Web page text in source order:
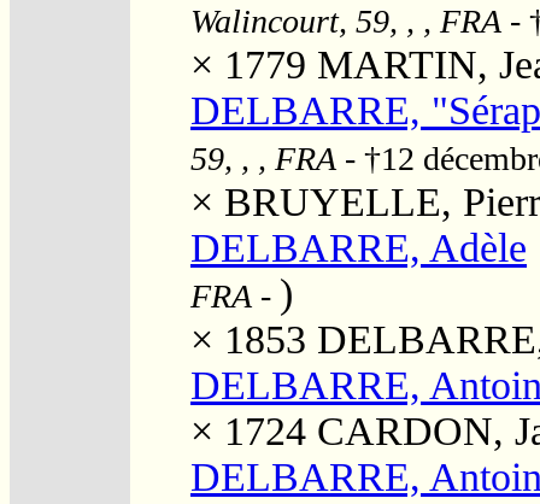
Walincourt, 59, , , FRA -
× 1779 MARTIN,
DELBARRE,
59, , , FRA - †12
× BRUYELLE,
DELBARRE, Adèle
FRA - )
× 1853
DELBARRE,
× 1724 CARDON,
DELBARRE,